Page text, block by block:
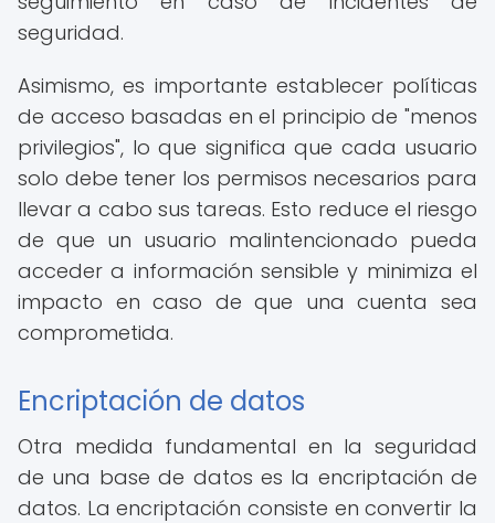
seguridad.
Asimismo, es importante establecer políticas
de acceso basadas en el principio de "menos
privilegios", lo que significa que cada usuario
solo debe tener los permisos necesarios para
llevar a cabo sus tareas. Esto reduce el riesgo
de que un usuario malintencionado pueda
acceder a información sensible y minimiza el
impacto en caso de que una cuenta sea
comprometida.
Encriptación de datos
Otra medida fundamental en la seguridad
de una base de datos es la encriptación de
datos. La encriptación consiste en convertir la